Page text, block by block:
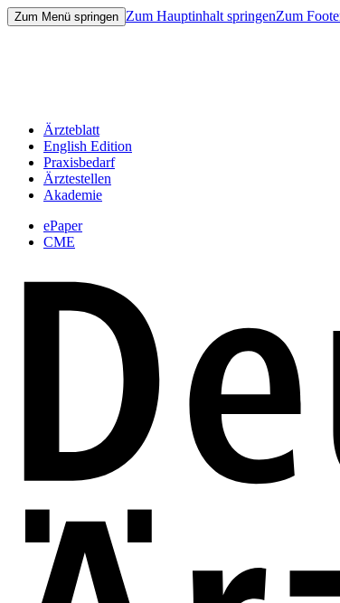
Zum Menü springen Zum Hauptinhalt springenZum
Ärzteblatt
English Edition
Praxisbedarf
Ärztestellen
Akademie
ePaper
CME